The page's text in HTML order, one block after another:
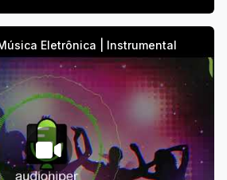
Eletrônica | Instrumental